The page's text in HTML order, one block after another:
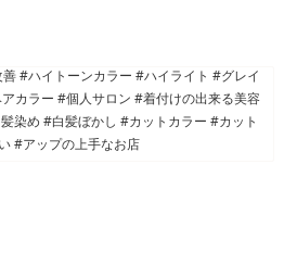
#ハイトーンカラー #ハイライト #グレイ
カラー #個人サロン #着付けの出来る美容
染め #白髪ぼかし #カットカラー #カット
#アップの上手なお店